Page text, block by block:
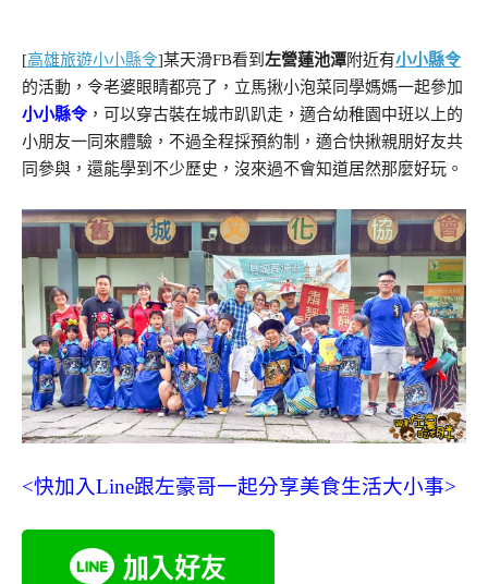
[高雄旅遊小小縣令]某天滑FB看到 左營蓮池潭附近有小小縣令
的活動，令老婆眼睛都亮了，立馬揪小泡菜同學媽媽一起參加
小小縣令 ，可以穿古裝在城市趴趴走，適合幼稚園中班以上的
小朋友一同來體驗，不過全程採預約制，適合快揪親朋好友共
同參與，還能學到不少歷史，沒來過不會知道居然那麼好玩。
<快加入Line跟左豪哥一起分享美食生活大小事>